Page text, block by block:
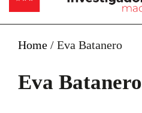
Home / Eva Batanero
Eva Batanero